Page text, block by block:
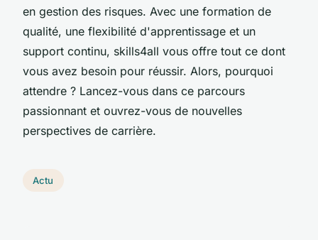
en gestion des risques. Avec une formation de
qualité, une flexibilité d'apprentissage et un
support continu, skills4all vous offre tout ce dont
vous avez besoin pour réussir. Alors, pourquoi
attendre ? Lancez-vous dans ce parcours
passionnant et ouvrez-vous de nouvelles
perspectives de carrière.
Actu